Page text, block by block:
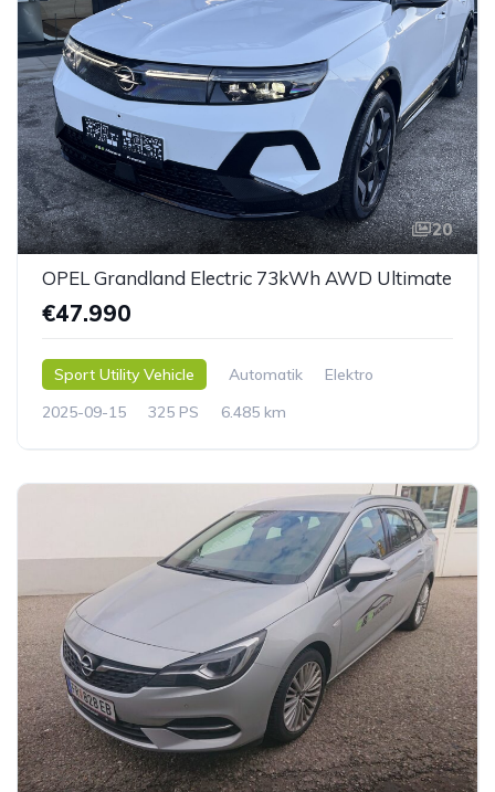
20
OPEL Grandland Electric 73kWh AWD Ultimate
€47.990
Sport Utility Vehicle Automatik
Elektro
2025-09-15
325 PS 6.485 km